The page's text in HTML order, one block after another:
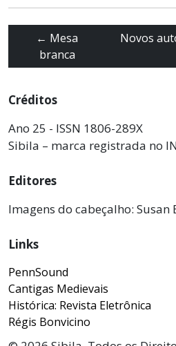
← Mesa
branca
Novos
Créditos
Ano 25 - ISSN 1806-289X
Sibila – marca registrada no
Editores
Imagens do cabeçalho: Susan
Links
PennSound
Cantigas Medievais
Histórica: Revista Eletrônica
Régis Bonvicino